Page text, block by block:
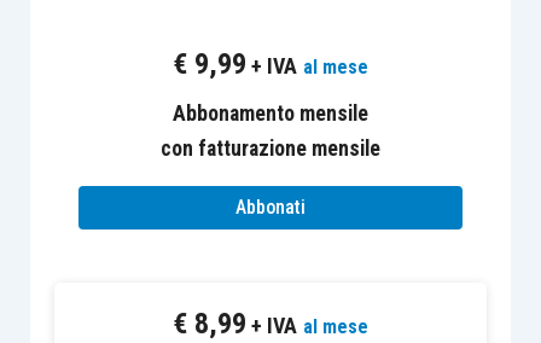
problema del cambiamento climatico
essere affrontato con un’accezione ampia visto
che include la sostenibilità della vita e la
resilienza dell’uomo e della natura.
usata più come “marchio” ed espressione di
€ 9,99 + IVA al mese
Abbonamento mensile
con fatturazione mensile
Abbonati
€ 8,99 + IVA al mese